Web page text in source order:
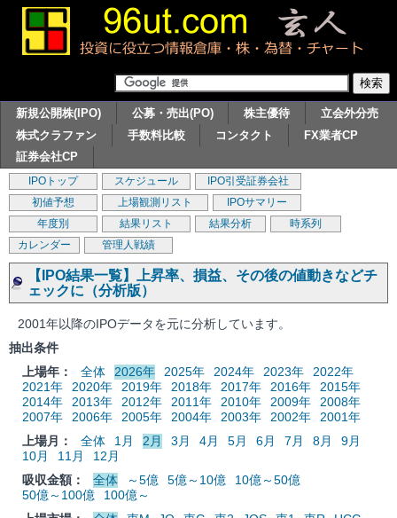
新規公開株(IPO) 公募・売出(PO) 株主優待
立会外分売
株式クラファン
手数料比較 コンタクト
FX業者CP
証券会社CP
IPOトップ スケジュール
IPO引受証券会社
初値予想
上場観測リスト
IPOサマリー
年度別
結果リスト 結果分析
時系列
カレンダー
管理人戦績
【IPO結果一覧】上昇率、損益、その後の値動きなどチ
ェックに（分析版）
2001年以降のIPOデータを元に分析しています。
抽出条件
上場年：
全体 2026年 2025年 2024年 2023年
2022年
2021年
2020年 2019年 2018年 2017年 2016年
2015年
2014年
2013年 2012年 2011年 2010年 2009年
2008年
2007年
2006年 2005年 2004年 2003年 2002年
2001年
上場月：
全体 1月 2月 3月 4月 5月 6月 7月 8月
9月
10月
11月
12月
吸収金額：
全体 ～5億 5億～10億
10億～50億
50億～100億
100億～